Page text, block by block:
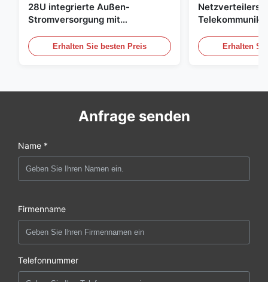
28U integrierte Außen-
Stromversorgung mit
Energiespeicher
Erhalten Sie besten Preis
Sensor/Tür-
Erhalten
Anfrage senden
Name *
Firmenname
Telefonnummer